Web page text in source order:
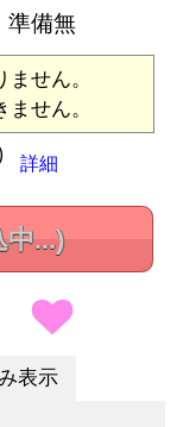
準備無
せん。
せん。
詳細
中...)
表示